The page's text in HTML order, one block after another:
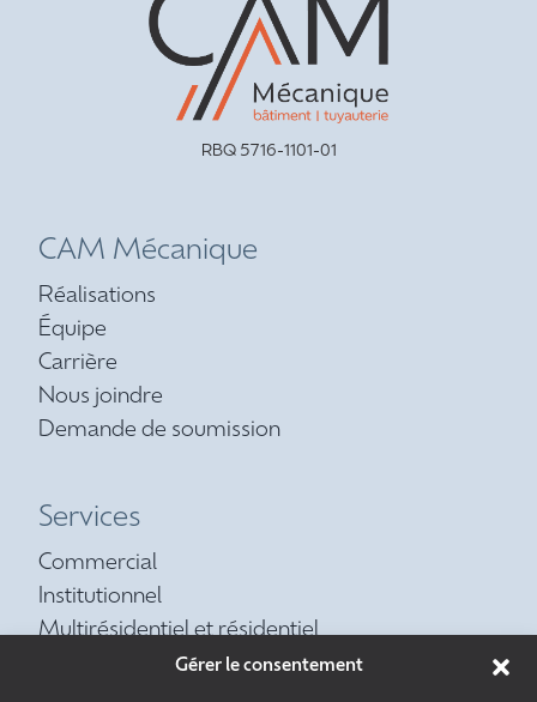
Gérer le consentement
RBQ 5716-1101-01
CAM Mécanique
Réalisations
Équipe
Carrière
Nous joindre
Demande de soumission
Services
Commercial
Institutionnel
Multirésidentiel et résidentiel
Contrat d’entretien préventif